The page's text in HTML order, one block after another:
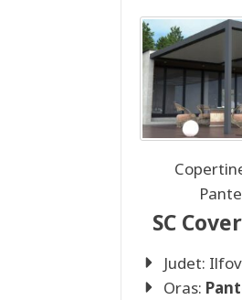
SC
Judet: Ilfov
Oras: